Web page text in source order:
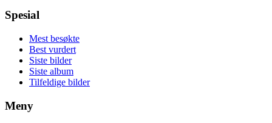
Spesial
Mest besøkte
Best vurdert
Siste bilder
Siste album
Tilfeldige bilder
Meny